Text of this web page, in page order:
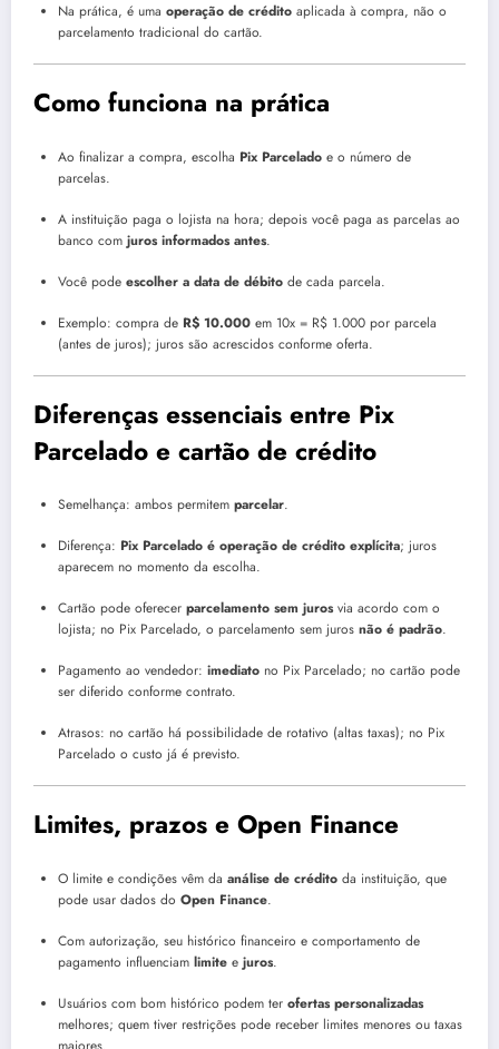
Na prática, é uma operação de crédito aplicada à compra, não o
parcelamento tradicional do cartão.
Como funciona na prática
Ao finalizar a compra, escolha Pix Parcelado e o número de
parcelas.
A instituição paga o lojista na hora; depois você paga as parcelas ao
banco com juros informados antes.
Você pode escolher a data de débito de cada parcela.
Exemplo: compra de R$ 10.000 em 10x = R$ 1.000 por parcela
(antes de juros); juros são acrescidos conforme oferta.
Diferenças essenciais entre Pix
Parcelado e cartão de crédito
Semelhança: ambos permitem parcelar.
Diferença: Pix Parcelado é operação de crédito explícita; juros
aparecem no momento da escolha.
Cartão pode oferecer parcelamento sem jurosvia acordo com o
lojista; no Pix Parcelado, o parcelamento sem juros não é padrão.
Pagamento ao vendedor: imediato no Pix Parcelado; no cartão pode
ser diferido conforme contrato.
Atrasos: no cartão há possibilidade de rotativo (altas taxas); no Pix
Parcelado o custo já é previsto.
Limites, prazos e Open Finance
O limite e condições vêm da análise de crédito da instituição, que
pode usar dados do Open Finance.
Com autorização, seu histórico financeiro e comportamento de
pagamento influenciam limite e juros.
Usuários com bom histórico podem ter ofertas personalizadas
melhores; quem tiver restrições pode receber limites menores ou taxas